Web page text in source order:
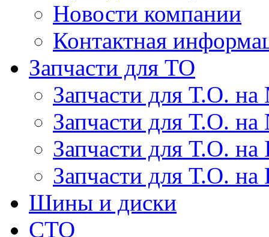
Новости компании
Контактная
Запчасти для ТО
Запчасти для Т.О. на
Запчасти для Т.О. на
Запчасти для Т.О.
Запчасти для Т.О. на
Шины и диски
СТО